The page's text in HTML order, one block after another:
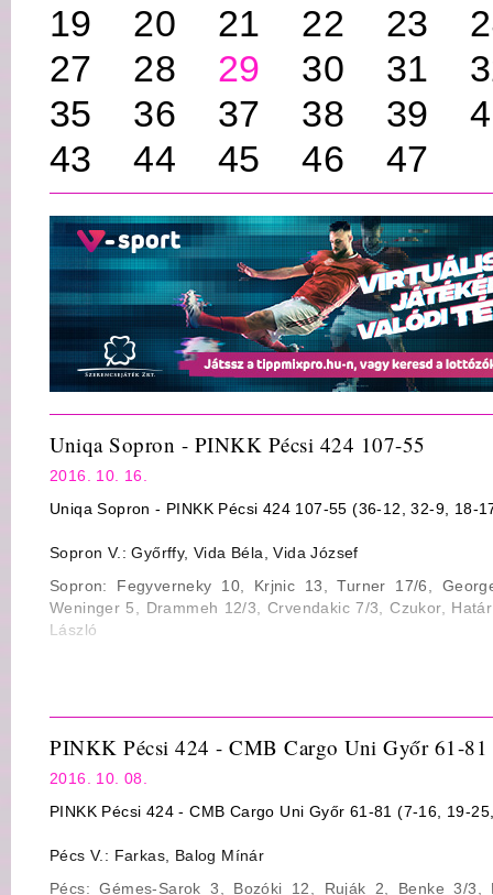
19
20 21 22 23
27
28 29 30 31
35
36 37 38 39
43
44 45 46 47
Uniqa Sopron - PINKK Pécsi 424 107-55
2016. 10. 16.
Uniqa Sopron - PINKK Pécsi 424 107-55 (36-12, 32-9, 18-
Sopron V.: Győrffy, Vida Béla, Vida József
Sopron: Fegyverneky 10, Krjnic 13, Turner 17/6,
Weninger 5, Drammeh 12/3, Crvendakic 7/3, Czukor,
László
Statisztika
Mezőny dobószázalék: 38/73 52% ill. 21/59 36%
3-pontos dobószázalék: 6/17 35% ill. 3/14 21%
Büntető dobószázalék: 25/30 83% ill. 10/28 71%
Lepattanó: 46 (Crvendakic 11) ill. 30 (Whiteside 5)
Gólpassz: 21 (Fegyverneky 8) ill. 6 (Martonosi 3)
PINKK Pécsi 424 - CMB Cargo Uni Győr 61-81
2016. 10. 08.
PINKK Pécsi 424 - CMB Cargo Uni Győr 61-81 (7-16, 19-
Pécs V.: Farkas, Balog Mínár
Pécs: Gémes-Sarok 3, Bozóki 12, Ruják 2, Benke 3/3,